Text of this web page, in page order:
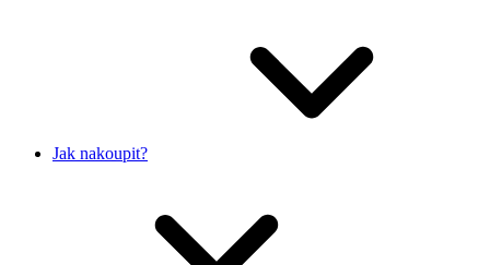
Jak nakoupit?